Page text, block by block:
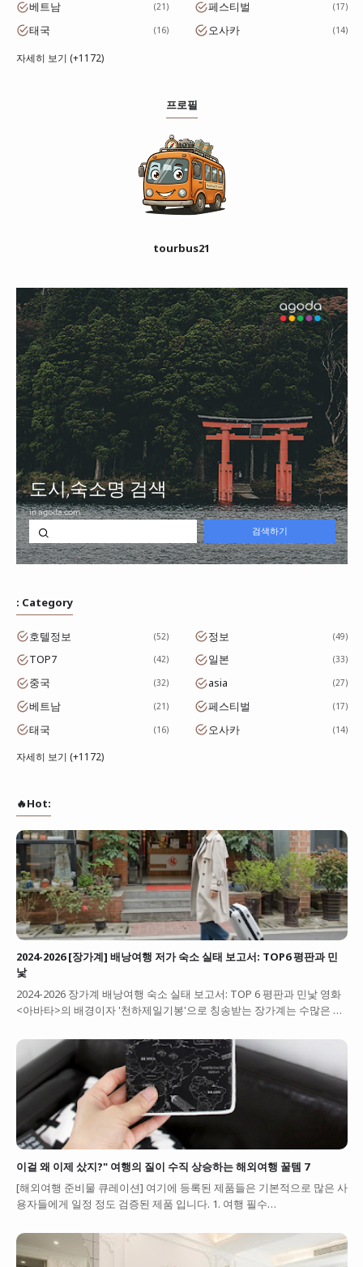
베트남 21 페스티벌 17
태국 16 오사카 14
자세히 보기 (+1172)
프로필
tourbus21
: Category
호텔정보 52 정보 49
TOP7 42 일본 33
중국 32 asia 27
베트남 21 페스티벌 17
태국 16 오사카 14
자세히 보기 (+1172)
🔥Hot:
2024-2026 [장가계] 배낭여행 저가 숙소 실태 보고서: TOP6 평판과 민
낯
2024-2026 장가계 배낭여행 숙소 실태 보고서: TOP 6 평판과 민낯 영화
<아바타>의 배경이자 '천하제일기봉'으로 칭송받는 장가계는 수많은 …
이걸 왜 이제 샀지?" 여행의 질이 수직 상승하는 해외여행 꿀템 7
[해외여행 준비물 큐레이션] 여기에 등록된 제품들은 기본적으로 많은 사
용자들에게 일정 정도 검증된 제품 입니다. 1. 여행 필수…